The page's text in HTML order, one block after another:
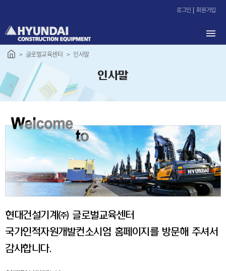
로
가
로그인 회원가입
글로벌교육센터 인사말
인사말
현대건설기계㈜ 글로벌교육센터
국가인적자원개발컨소시엄 홈페이지를 방문해 주셔서
감사합니다.